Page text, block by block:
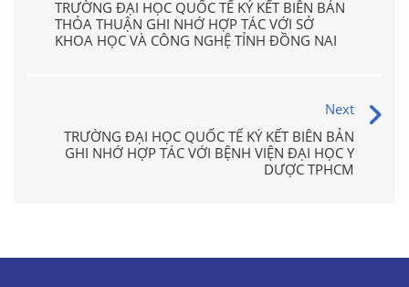
TRƯỜNG ĐẠI HỌC QUỐC TẾ KÝ KẾT BIÊN BẢN
THỎA THUẬN GHI NHỚ HỢP TÁC VỚI SỞ
KHOA HỌC VÀ CÔNG NGHỆ TỈNH ĐỒNG NAI
Next
TRƯỜNG ĐẠI HỌC QUỐC TẾ KÝ KẾT BIÊN BẢN
GHI NHỚ HỢP TÁC VỚI BỆNH VIỆN ĐẠI HỌC Y
DƯỢC TPHCM